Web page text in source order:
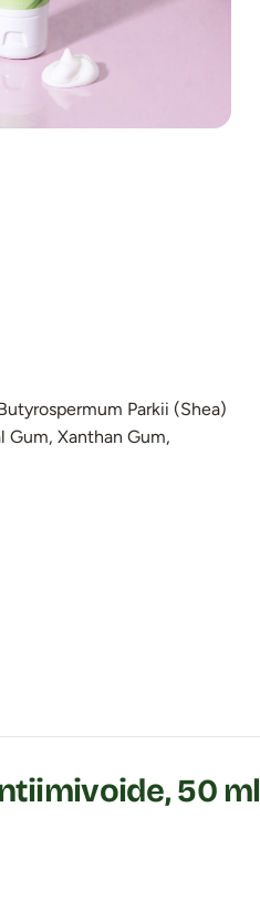
Parkii (Shea)
Xanthan Gum,
50 ml